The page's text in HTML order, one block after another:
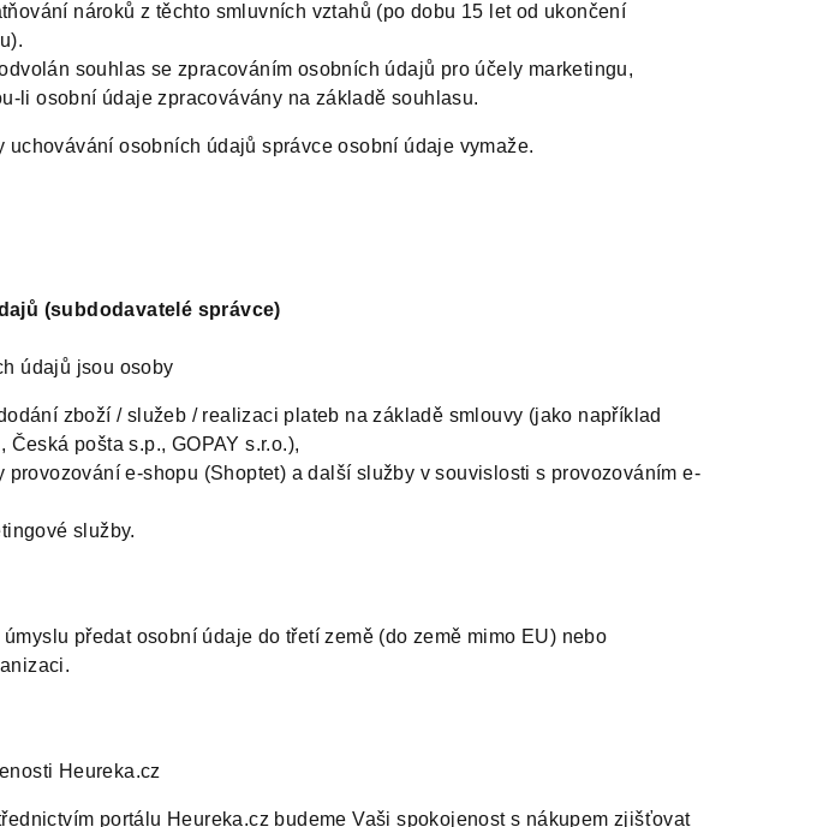
nároků z těchto smluvních vztahů (po dobu 15 let od ukončení
souhlas se zpracováním osobních údajů pro účely marketingu,
li osobní údaje zpracovávány na základě souhlasu.
uchovávání osobních údajů správce osobní údaje vymaže.
(subdodavatelé správce)
údajů jsou osoby
zboží / služeb / realizaci plateb na základě smlouvy (jako například
Česká pošta s.p., GOPAY s.r.o.),
e-shopu (Shoptet) a další služby v souvislosti s provozováním e-
služby.
předat osobní údaje do třetí země (do země mimo EU) nebo
Heureka.cz
portálu Heureka.cz budeme Vaši spokojenost s nákupem zjišťovat